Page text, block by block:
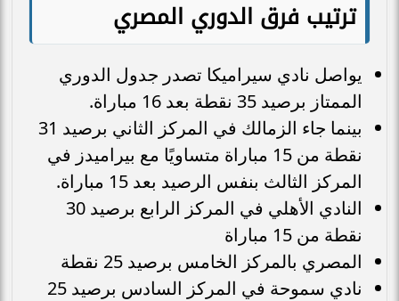
ترتيب فرق الدوري المصري
يواصل نادي سيراميكا تصدر جدول الدوري
الممتاز برصيد 35 نقطة بعد 16 مباراة.
بينما جاء الزمالك في المركز الثاني برصيد 31
نقطة من 15 مباراة متساويًا مع بيراميدز في
المركز الثالث بنفس الرصيد بعد 15 مباراة.
النادي الأهلي في المركز الرابع برصيد 30
نقطة من 15 مباراة
المصري بالمركز الخامس برصيد 25 نقطة
نادي سموحة في المركز السادس برصيد 25